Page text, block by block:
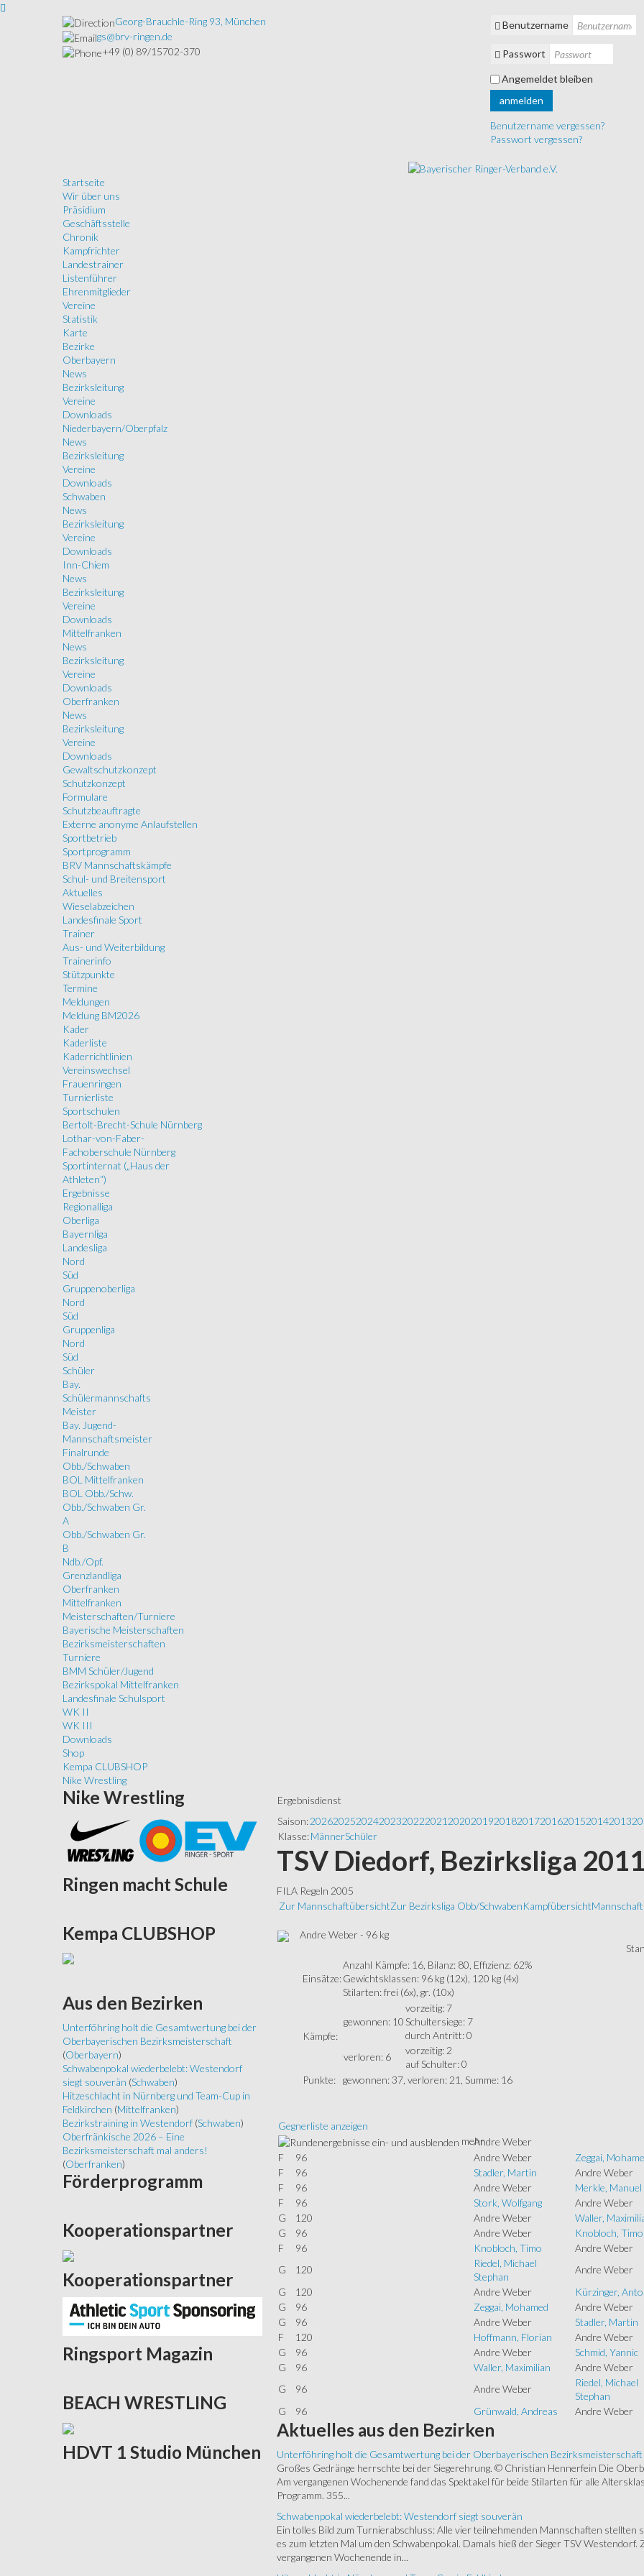
Georg-Brauchle-Ring 93, München
gs@brv-ringen.de
+49 (0) 89/15702-370
Benutzername
Passwort
Angemeldet bleiben
anmelden
Benutzername vergessen?
Passwort vergessen?
Startseite
Wir über uns
Präsidium
Geschäftsstelle
Chronik
Kampfrichter
Landestrainer
Listenführer
Ehrenmitglieder
Vereine
Statistik
Karte
Bezirke
Oberbayern
News
Bezirksleitung
Vereine
Downloads
Niederbayern/Oberpfalz
News
Bezirksleitung
Vereine
Downloads
Schwaben
News
Bezirksleitung
Vereine
Downloads
Inn-Chiem
News
Bezirksleitung
Vereine
Downloads
Mittelfranken
News
Bezirksleitung
Vereine
Downloads
Oberfranken
News
Bezirksleitung
Vereine
Downloads
Gewaltschutzkonzept
Schutzkonzept
Formulare
Schutzbeauftragte
Externe anonyme Anlaufstellen
Sportbetrieb
Sportprogramm
BRV Mannschaftskämpfe
Schul- und Breitensport
Aktuelles
Wieselabzeichen
Landesfinale Sport
Trainer
Aus- und Weiterbildung
Trainerinfo
Stützpunkte
Termine
Meldungen
Meldung BM2026
Kader
Kaderliste
Kaderrichtlinien
Vereinswechsel
Frauenringen
Turnierliste
Sportschulen
Bertolt-Brecht-Schule Nürnberg
Lothar-von-Faber-
Fachoberschule Nürnberg
Sportinternat („Haus der
Athleten“)
Ergebnisse
Regionalliga
Oberliga
Bayernliga
Landesliga
Nord
Süd
Gruppenoberliga
Nord
Süd
Gruppenliga
Nord
Süd
Schüler
Bay.
Schülermannschafts
Meister
Bay. Jugend-
Mannschaftsmeister
Finalrunde
Obb./Schwaben
BOL Mittelfranken
BOL Obb./Schw.
Obb./Schwaben Gr.
A
Obb./Schwaben Gr.
B
Ndb./Opf.
Grenzlandliga
Oberfranken
Mittelfranken
Meisterschaften/Turniere
Bayerische Meisterschaften
Bezirksmeisterschaften
Turniere
BMM Schüler/Jugend
Bezirkspokal Mittelfranken
Landesfinale Schulsport
WK II
WK III
Downloads
Shop
Kempa CLUBSHOP
Nike Wrestling
Ergebnisdienst
Saison: 202620252024202320222021 20202019201820172016201520142013
Klasse: MännerSchüler
TSV Diedorf, Bezirksliga 2011
FILA Regeln 2005
Zur MannschaftübersichtZur Bezirksliga Obb/SchwabenKampfübersicht
Andre Weber - 96 kg
Einsätze:
Anzahl Kämpfe: 16, Bilanz: 80, Effizienz: 62%
Gewichtsklassen: 96 kg (12x), 120 kg (4x)
Stilarten: frei (6x), gr. (10x)
Kämpfe:
gewonnen: 10
vorzeitig: 7
Schultersiege: 7
durch Antritt: 0
verloren: 6
vorzeitig: 2
auf Schulter: 0
Punkte:
gewonnen: 37, verloren: 21, Summe: 16
Gegnerliste anzeigen
mehrAndre Weber
F
96 Andre Weber Zeggai,
F
96 Stadler, Martin Andre Weber
F
96 Andre Weber Merkle, Manuel
F
96 Stork, Wolfgang Andre Weber
G
120 Andre Weber Waller,
G
96 Andre Weber Knobloch, Timo
F
96 Knobloch, Timo Andre Weber
G
120
Riedel, Michael
Stephan
Andre Weber
G
120 Andre Weber Kürzinger,
G
96 Zeggai, Mohamed Andre Weber
G
96 Andre Weber Stadler, Martin
F
120 Hoffmann, Florian Andre Weber
G
96 Andre Weber Schmid, Yannic
G
96 Waller, Maximilian Andre Weber
G
96 Andre Weber
Riedel, Michael
Stephan
G
96 Grünwald, Andreas Andre Weber
Aktuelles aus den Bezirken
Unterföhring holt die Gesamtwertung bei der Oberbayerischen Bezirksmeisterschaft
Großes Gedränge herrschte bei der Siegerehrung. © Christian Hennerfein Die
Am vergangenen Wochenende fand das Spektakel für beide Stilarten für alle
Programm. 355...
Schwabenpokal wiederbelebt: Westendorf siegt souverän
Ein tolles Bild zum Turnierabschluss: Alle vier teilnehmenden Mannschaften stellten
es zum letzten Mal um den Schwabenpokal. Damals hieß der Sieger TSV
vergangenen Wochenende in...
Nike Wrestling
Ringen macht Schule
Kempa CLUBSHOP
Aus den Bezirken
Unterföhring holt die Gesamtwertung bei der
Oberbayerischen Bezirksmeisterschaft
(Oberbayern)
Schwabenpokal wiederbelebt: Westendorf
siegt souverän (Schwaben)
Hitzeschlacht in Nürnberg und Team-Cup in
Feldkirchen (Mittelfranken)
Bezirkstraining in Westendorf (Schwaben)
Oberfränkische 2026 – Eine
Bezirksmeisterschaft mal anders!
(Oberfranken)
Förderprogramm
Kooperationspartner
Kooperationspartner
Ringsport Magazin
BEACH WRESTLING
HDVT 1 Studio München